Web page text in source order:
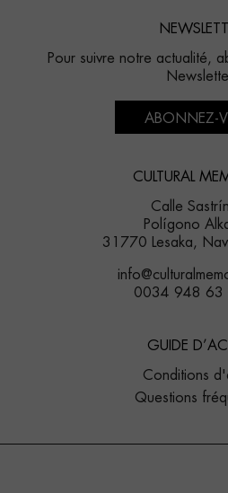
Pour suivre notre actualité,
ABONNEZ-
CULTURAL
Calle
Polígono
31770 Lesaka,
0034 948 63
GUIDE
Conditions
Questions